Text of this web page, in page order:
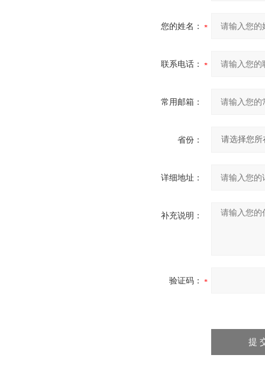
您的姓名：
联系电话：
常用邮箱：
省份：
详细地址：
补充说明：
验证码：